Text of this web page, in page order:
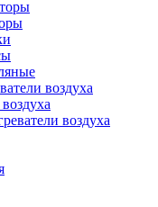
воздуха
воздуха